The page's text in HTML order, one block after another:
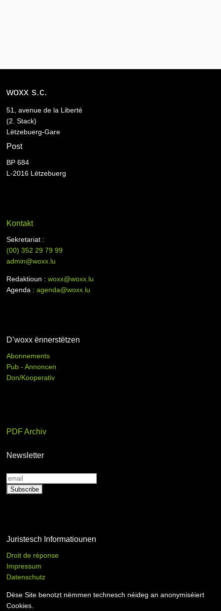
woxx s.c.
51, avenue de la Liberté
(2. Stack)
Lëtzebuerg-Gare
Post
BP 684
L-2016 Lëtzebuerg
Kontakt
Sekretariat :
(00)352 29 79 99
admin@woxx.lu
Redaktioun :woxx@woxx.lu
Agenda :agenda@woxx.lu
D’woxx ënnerstëtzen
Abonnements
Pub - Annoncen
Don/Kooperativ
PDF Archiv
Newsletter
Juristesch Informatiounen
Droit de réponse
Impressum
Datenschutz
Dëse Site benotzt nëmmen technesch néideg an anonymiséiert
Cookies.